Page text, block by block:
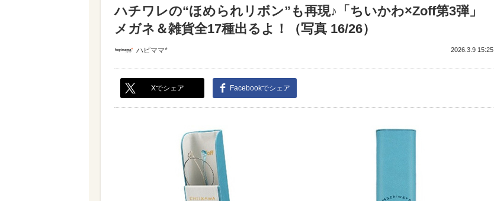
ハチワレの“ほめられリボン”も再現♪「ちいかわ×Zoff第3弾」
メガネ＆雑貨全17種出るよ！（写真 16/26）
ハピママ* 2026.3.9 15:25
Xでシェア Facebookでシェア